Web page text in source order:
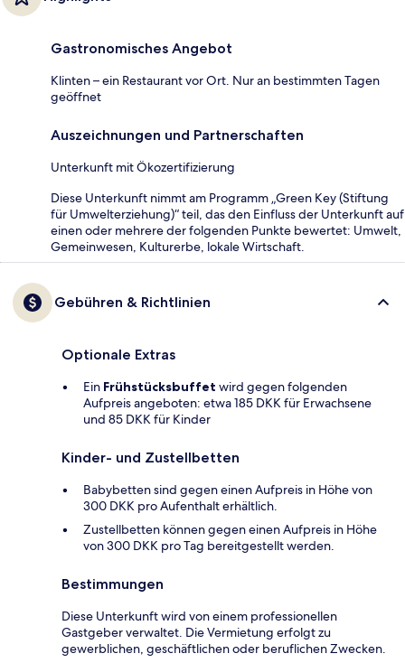
Gastronomisches Angebot
Klinten – ein Restaurant vor Ort. Nur an bestimmten Tagen
geöffnet
Auszeichnungen und Partnerschaften
Unterkunft mit Ökozertifizierung
Diese Unterkunft nimmt am Programm „Green Key (Stiftung
für Umwelterziehung)“ teil, das den Einfluss der Unterkunft auf
einen oder mehrere der folgenden Punkte bewertet: Umwelt,
Gemeinwesen, Kulturerbe, lokale Wirtschaft.
Gebühren & Richtlinien
Optionale Extras
Ein Frühstücksbuffet wird gegen folgenden
Aufpreis angeboten: etwa 185 DKK für Erwachsene
und 85 DKK für Kinder
Kinder- und Zustellbetten
Babybetten sind gegen einen Aufpreis in Höhe von
300 DKK pro Aufenthalt erhältlich.
Zustellbetten können gegen einen Aufpreis in Höhe
von 300 DKK pro Tag bereitgestellt werden.
Bestimmungen
Diese Unterkunft wird von einem professionellen
Gastgeber verwaltet. Die Vermietung erfolgt zu
gewerblichen, geschäftlichen oder beruflichen Zwecken.